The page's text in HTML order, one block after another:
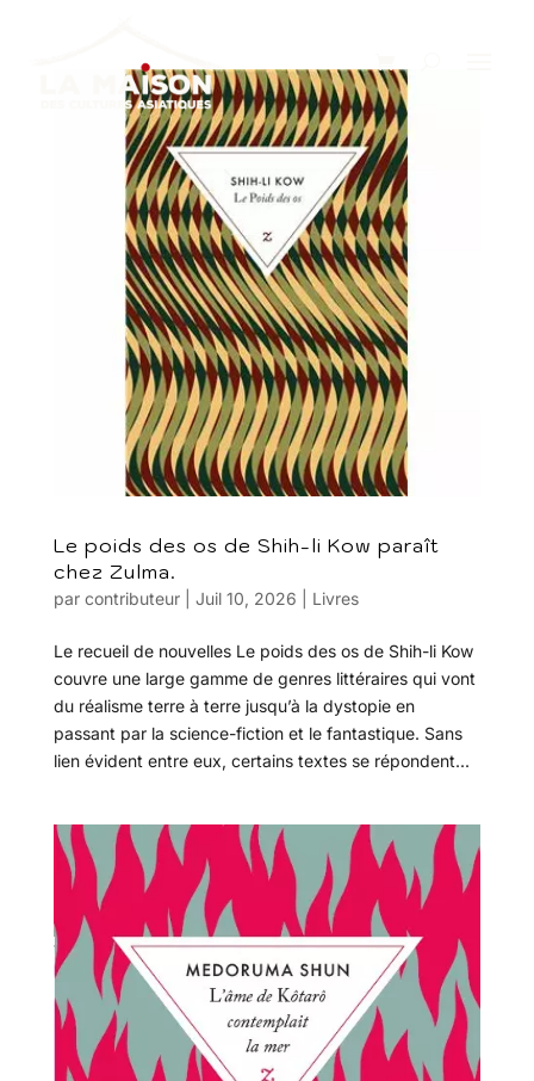
Le poids des os de Shih-li Kow paraît
chez Zulma.
par contributeur| Juil 10, 2026 Livres
Le recueil de nouvelles Le poids des os de Shih-li Kow
couvre une large gamme de genres littéraires qui vont
du réalisme terre à terre jusqu’à la dystopie en
passant par la science-fiction et le fantastique. Sans
lien évident entre eux, certains textes se répondent...